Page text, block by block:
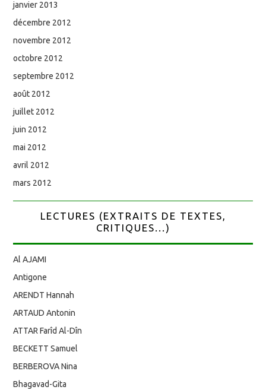
janvier 2013
décembre 2012
novembre 2012
octobre 2012
septembre 2012
août 2012
juillet 2012
juin 2012
mai 2012
avril 2012
mars 2012
LECTURES (EXTRAITS DE TEXTES,
CRITIQUES...)
Al AJAMI
Antigone
ARENDT Hannah
ARTAUD Antonin
ATTAR Farîd Al-Dîn
BECKETT Samuel
BERBEROVA Nina
Bhagavad-Gita